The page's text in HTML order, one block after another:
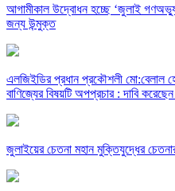
আগামীকাল উদ্বোধন হচ্ছে ‘জুলাই
জন্য উন্মুক্ত
এলজিইডির প্রধান প্রকৌশলী মো:বেলাল
বাণিজ্যের বিষয়টি অপপ্রচার : দাবি
জুলাইয়ের চেতনা মহান মুক্তিযুদ্ধের